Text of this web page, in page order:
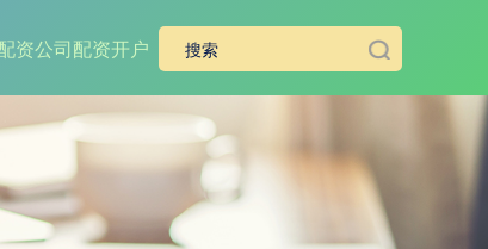
资公司配资开户